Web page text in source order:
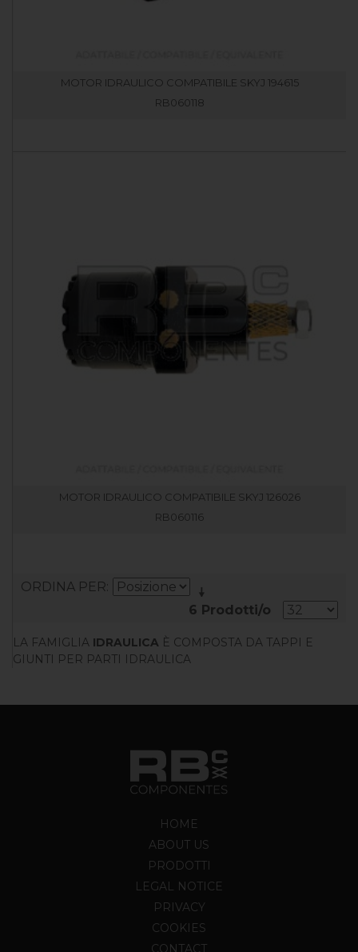
MOTOR IDRAULICO COMPATIBILE SKYJ 194615
RB060118
MOTOR IDRAULICO COMPATIBILE SKYJ 126026
RB060116
ORDINA PER
6 Prodotti/o
LA FAMIGLIA IDRAULICA È COMPOSTA DA TAPPI E
GIUNTI PER PARTI IDRAULICA
HOME
ABOUT US
PRODOTTI
LEGAL NOTICE
PRIVACY
COOKIES